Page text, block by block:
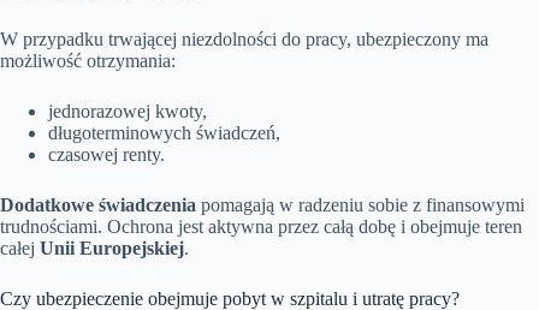
W przypadku trwającej niezdolności do pracy, ubezpieczony ma
możliwość otrzymania:
jednorazowej kwoty,
długoterminowych świadczeń,
czasowej renty.
Dodatkowe świadczenia pomagają w radzeniu sobie z finansowymi
trudnościami. Ochrona jest aktywna przez całą dobę i obejmuje teren
całej Unii Europejskiej.
Czy ubezpieczenie obejmuje pobyt w szpitalu i utratę pracy?